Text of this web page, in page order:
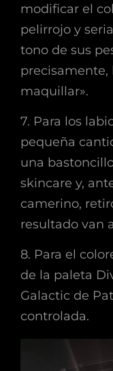
modificar el
pelirrojo y
tono de sus
precisamente,
maquillar».
7. Para los
pequeña
una
skincare y,
camerino,
resultado van
8. Para el
de la paleta
Galactic de
controlada.